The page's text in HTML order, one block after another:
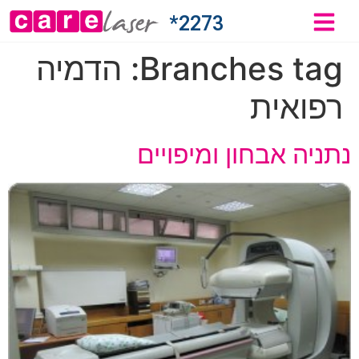
2273*
Branches tag: הדמיה
רפואית
נתניה אבחון ומיפויים